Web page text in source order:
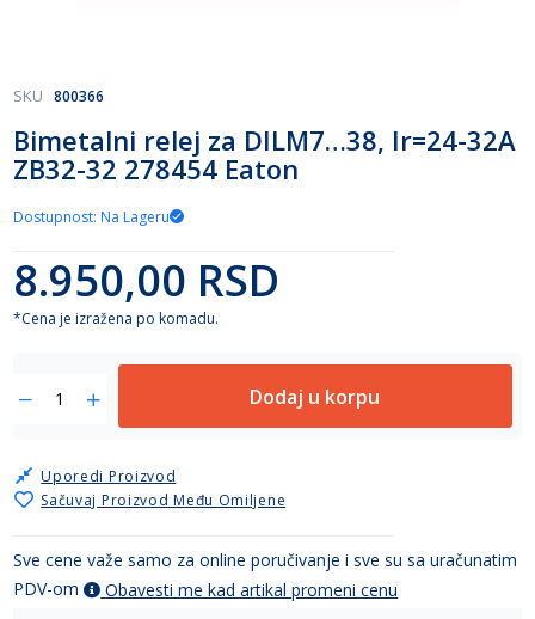
Skip
the
beginning
the
gallery
Bimetalni relej za DILM7…38, Ir=24-32A
ZB32-32 278454 Eaton
SKU 800366
Dostupnost: Na Lageru
8.950,00 RSD
*Cena je izražena po komadu.
Dodaj u korpu
Sačuvaj Proizvod Među Omiljene
Uporedi Proizvod
Sve cene važe samo za online poručivanje i sve su sa uračunatim
PDV-om
Obavesti me kad artikal promeni cenu